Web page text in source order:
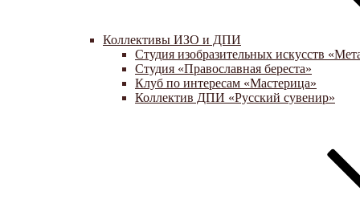
Коллективы ИЗО и ДПИ
Студия изобразительных искусств
Студия «Православная береста»
Клуб по интересам «Мастерица»
Коллектив ДПИ «Русский сувенир»